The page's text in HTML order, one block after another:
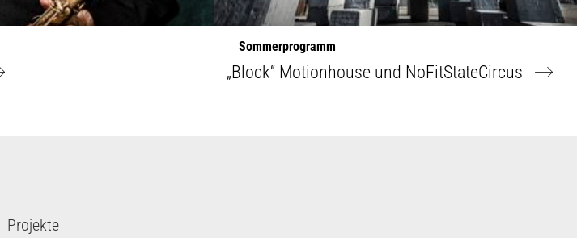
Sommerprogramm
„Block“ Motionhouse und NoFitStateCircus
Projekte